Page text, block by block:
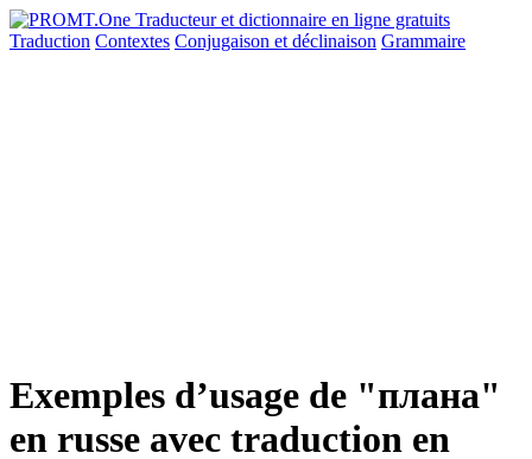
Traduction Contextes Conjugaison et déclinaison Grammaire
Exemples d’usage de "плана"
en russe avec traduction en